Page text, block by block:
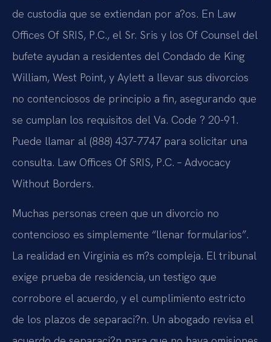
de custodia que se extiendan por a?os. En Law
Offices Of SRIS, P.C., el Sr. Sris y los Of Counsel del
bufete ayudan a residentes del Condado de King
William, West Point, y Aylett a llevar sus divorcios
no contenciosos de principio a fin, asegurando que
se cumplan los requisitos del Va. Code ? 20-91.
Puede llamar al (888) 437-7747 para solicitar una
consulta. Law Offices Of SRIS, P.C. – Advocacy
Without Borders.
Muchas personas creen que un divorcio no
contencioso es simplemente “llenar formularios”.
La realidad en Virginia es m?s compleja. El tribunal
exige prueba de residencia, un testigo que
corrobore el acuerdo, y el cumplimiento estricto
de los plazos de separaci?n. Un abogado revisa el